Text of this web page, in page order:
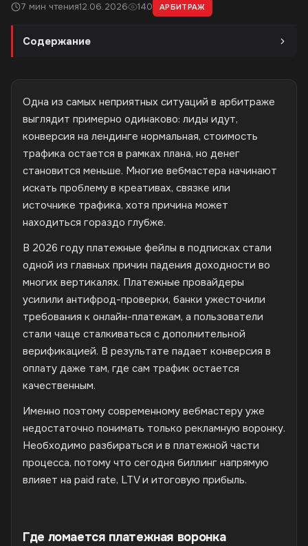
7 мин чтения12.06.2026 140 АРБИТРАЖ
Содержание
Одна из самых неприятных ситуаций в арбитраже
выглядит примерно одинаково: лиды идут,
конверсия на лендинге нормальная, стоимость
трафика остается в рамках плана, но денег
становится меньше. Многие вебмастера начинают
искать проблему в креативах, связке или
источнике трафика, хотя причина может
находиться гораздо глубже.
В 2026 году платежные фейлы в подписках стали
одной из главных причин падения доходности во
многих вертикалях. Платежные провайдеры
усилили антифрод-проверки, банки ужесточили
требования к онлайн-платежам, а пользователи
стали чаще сталкиваться с дополнительной
верификацией. В результате падает конверсия в
оплату даже там, где сам трафик остается
качественным.
Именно поэтому современному вебмастеру уже
недостаточно понимать только рекламную воронку.
Необходимо разбираться и в платежной части
процесса, потому что сегодня биллинг напрямую
влияет на paid rate, LTV и итоговую прибыль.
Где ломается платежная воронка